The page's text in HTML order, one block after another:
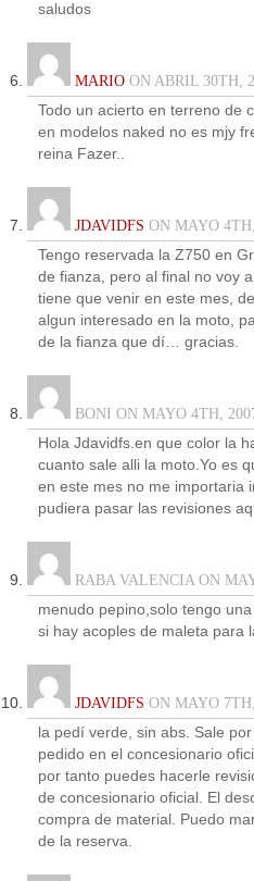
saludos
MARIO ON ABRIL 30TH,
Todo un acierto en terreno de
en modelos naked no es mjy
reina Fazer..
JDAVIDFS ON MAYO
Tengo reservada la Z750 en
de fianza, pero al final no voy
tiene que venir en este mes,
algun interesado en la moto,
de la fianza que dí… gracias.
BONI ON MAYO 4TH,
Hola Jdavidfs.en que color la
cuanto sale alli la moto.Yo es
en este mes no me importaria
pudiera pasar las revisiones
RABA VALENCIA ON
menudo pepino,solo tengo
si hay acoples de maleta para
JDAVIDFS ON MAYO
la pedí verde, sin abs. Sale
pedido en el concesionario
por tanto puedes hacerle
de concesionario oficial. El
compra de material. Puedo
de la reserva.